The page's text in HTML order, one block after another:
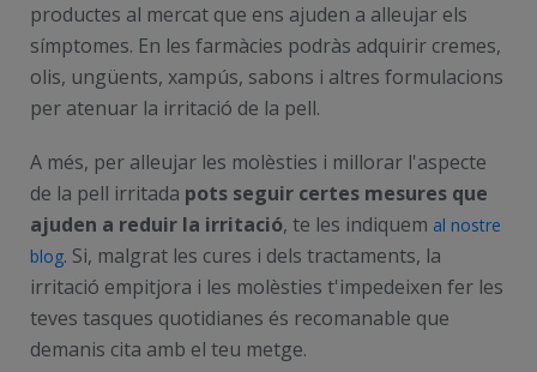
productes al mercat que ens ajuden a alleujar els
símptomes. En les farmàcies podràs adquirir cremes,
olis, ungüents, xampús, sabons i altres formulacions
per atenuar la irritació de la pell.
A més, per alleujar les molèsties i millorar l'aspecte
de la pell irritada pots seguir certes mesures que
ajuden a reduir la irritació, te les indiquem al nostre
blog. Si, malgrat les cures i dels tractaments, la
irritació empitjora i les molèsties t'impedeixen fer les
teves tasques quotidianes és recomanable que
demanis cita amb el teu metge.